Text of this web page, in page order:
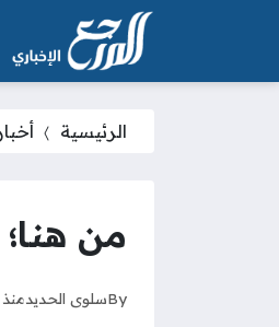
الرئيسية
من
Byسلوى الحديد